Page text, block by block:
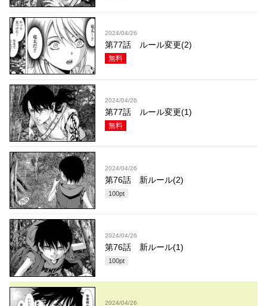
2024/04/26
第77話 ルール変更(2)
無料
2024/04/26
第77話 ルール変更(1)
無料
2024/04/26
第76話 新ルール(2)
100pt
2024/04/26
第76話 新ルール(1)
100pt
2024/04/26